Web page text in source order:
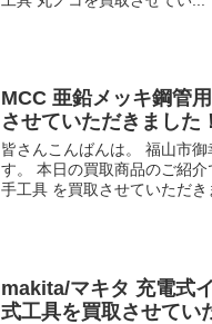
MCC 亜鉛メッキ鋼管
させていただきました
皆さんこんばんは。 福山市
す。 本日の買取商品のご紹
手工具 を買取させていただ
makita/マキタ 充電式
式工具を買取させてい